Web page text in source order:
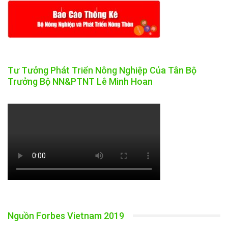
Tư Tưởng Phát Triển Nông Nghiệp Của Tân Bộ
Trưởng Bộ NN&PTNT Lê Minh Hoan
Nguồn Forbes Vietnam 2019